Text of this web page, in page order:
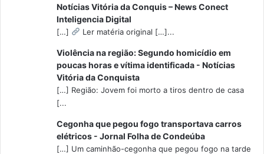
Notícias Vitória da Conquis – News Conect
Inteligencia Digital
[…] Ler matéria original […]...
Violência na região: Segundo homicídio em
poucas horas e vítima identificada - Notícias
Vitória da Conquista
[…] Região: Jovem foi morto a tiros dentro de casa
[...
Cegonha que pegou fogo transportava carros
elétricos - Jornal Folha de Condeúba
[…] Um caminhão-cegonha que pegou fogo na tarde